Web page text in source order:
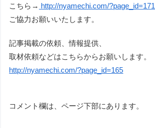
こちら→ http://nyamechi.com/?page_id=171
ご協力お願いいたします。
記事掲載の依頼、情報提供、
取材依頼などはこちらからお願いします。
http://nyamechi.com/?page_id=165
コメント欄は、ページ下部にあります。